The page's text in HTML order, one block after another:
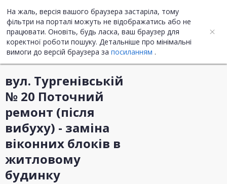
На жаль, версія вашого браузера застаріла, тому
фільтри на порталі можуть не відображатись або не
працювати. Оновіть, будь ласка, ваш браузер для
коректної роботи пошуку. Детальніше про мінімальні
вимоги до версій браузера за посиланням .
UA ENG
Інформація про закупівлю
вул. Тургенівській
№ 20 Поточний
ремонт (після
вибуху) - заміна
віконних блоків в
житловому
будинку